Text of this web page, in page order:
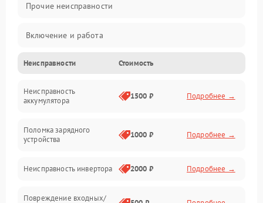
Прочие неисправности
Включение и работа
Работа с нагрузкой
Звук и индикация
Неисправности Стоимость
Неисправность
аккумулятора
1500 ₽ Подробнее →
Поломка зарядного
устройства
1000 ₽ Подробнее →
Неисправность инвертора 2000 ₽ Подробнее →
Повреждение входных/